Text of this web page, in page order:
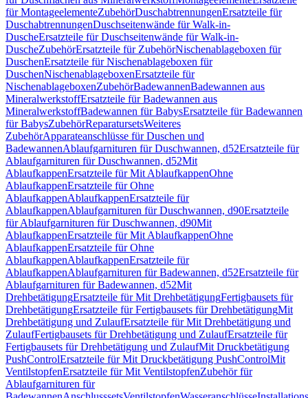
für MontageelementeZubehörDuschabtrennungenErsatzteile für
DuschabtrennungenDuschseitenwände für Walk-in-
DuscheErsatzteile für Duschseitenwände für Walk-in-
DuscheZubehörErsatzteile für ZubehörNischenablageboxen für
DuschenErsatzteile für Nischenablageboxen für
DuschenNischenablageboxenErsatzteile für
NischenablageboxenZubehörBadewannenBadewannen aus
MineralwerkstoffErsatzteile für Badewannen aus
MineralwerkstoffBadewannen für BabysErsatzteile für Badewannen
für BabysZubehörReparatursetsWeiteres
ZubehörApparateanschlüsse für Duschen und
BadewannenAblaufgarnituren für Duschwannen, d52Ersatzteile für
Ablaufgarnituren für Duschwannen, d52Mit
AblaufkappenErsatzteile für Mit AblaufkappenOhne
AblaufkappenErsatzteile für Ohne
AblaufkappenAblaufkappenErsatzteile für
AblaufkappenAblaufgarnituren für Duschwannen, d90Ersatzteile
für Ablaufgarnituren für Duschwannen, d90Mit
AblaufkappenErsatzteile für Mit AblaufkappenOhne
AblaufkappenErsatzteile für Ohne
AblaufkappenAblaufkappenErsatzteile für
AblaufkappenAblaufgarnituren für Badewannen, d52Ersatzteile für
Ablaufgarnituren für Badewannen, d52Mit
DrehbetätigungErsatzteile für Mit DrehbetätigungFertigbausets für
DrehbetätigungErsatzteile für Fertigbausets für DrehbetätigungMit
Drehbetätigung und ZulaufErsatzteile für Mit Drehbetätigung und
ZulaufFertigbausets für Drehbetätigung und ZulaufErsatzteile für
Fertigbausets für Drehbetätigung und ZulaufMit Druckbetätigung
PushControlErsatzteile für Mit Druckbetätigung PushControlMit
VentilstopfenErsatzteile für Mit VentilstopfenZubehör für
Ablaufgarnituren für